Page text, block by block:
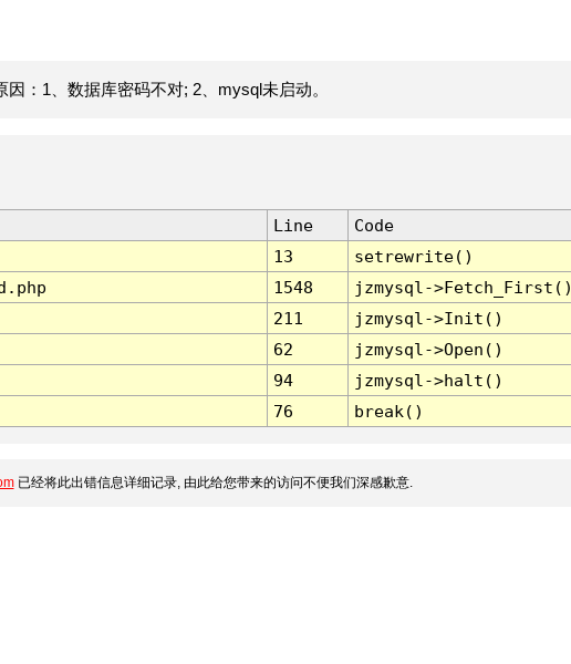
：1、数据库密码不对; 2、mysql未启动。
Line
Code
13
setrewrite()
1548
jzmysql-
211
jzmysql->Init()
62
jzmysql->Open()
94
jzmysql->halt()
76 break()
已经将此出错信息详细记录, 由此给您带来的访问不便我们深感歉意.